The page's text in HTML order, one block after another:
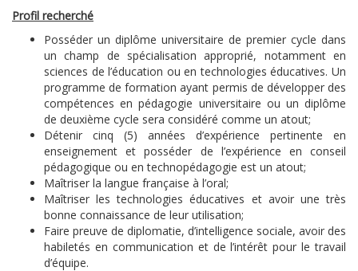
Profil recherché
Posséder un diplôme universitaire de premier cycle dans
un champ de spécialisation approprié, notamment en
sciences de l’éducation ou en technologies éducatives. Un
programme de formation ayant permis de développer des
compétences en pédagogie universitaire ou un diplôme
de deuxième cycle sera considéré comme un atout;
Détenir cinq (5) années d’expérience pertinente en
enseignement et posséder de l’expérience en conseil
pédagogique ou en technopédagogie est un atout;
Maîtriser la langue française à l’oral;
Maîtriser les technologies éducatives et avoir une très
bonne connaissance de leur utilisation;
Faire preuve de diplomatie, d’intelligence sociale, avoir des
habiletés en communication et de l’intérêt pour le travail
d’équipe.